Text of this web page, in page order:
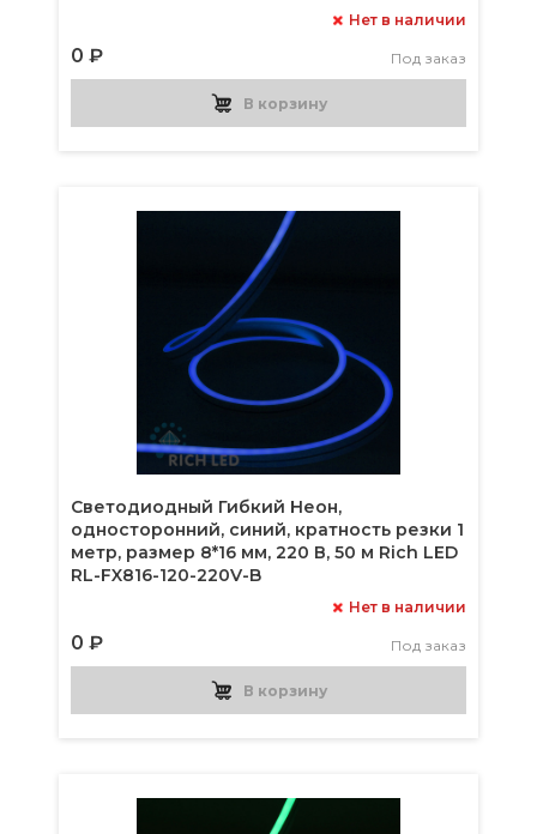
0 ₽
Нет в наличии
Под заказ
В корзину
Светодиодный Гибкий Неон,
односторонний, синий, кратность резки 1
метр, размер 8*16 мм, 220 В, 50 м Rich LED
RL-FX816-120-220V-B
0 ₽
Нет в наличии
Под заказ
В корзину